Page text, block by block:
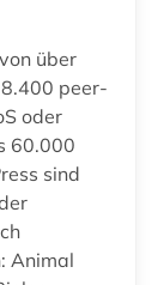
über
peer-
oder
60.000
sind